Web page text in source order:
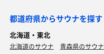
都道府県からサウナを探す
北海道・東北
北海道のサウナ 青森県のサウナ